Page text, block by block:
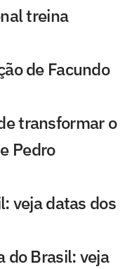
treina
de Facundo
transformar o
Pedro
veja datas dos
do Brasil: veja